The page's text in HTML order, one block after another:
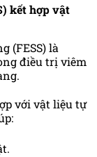
kết hợp vật
(FESS) là
điều trị viêm
với vật liệu tự